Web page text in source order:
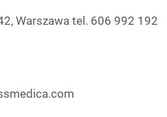
Warszawa tel. 606 992 192